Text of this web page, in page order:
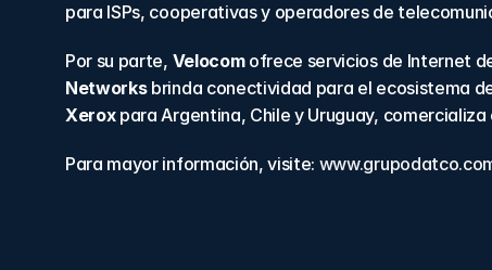
para ISPs, cooperativas y operadores de
Por su parte, Velocom ofrece servicios de Internet
Networks brinda conectividad para el ecosistema
Xerox para Argentina, Chile y Uruguay,
Para mayor información, visite: